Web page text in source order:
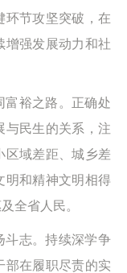
环节攻坚突破，在
增强发展动力和社
裕之路。正确处
与民生的关系，注
区域差距、城乡差
明和精神文明相得
全省人民。
志。持续深学争
部在履职尽责的实